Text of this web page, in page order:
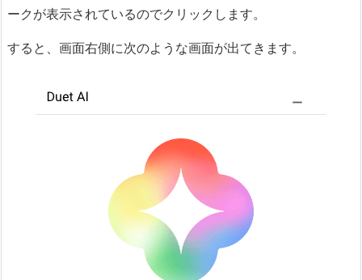
ークが表示されているのでクリックします。
すると、画面右側に次のような画面が出てきます。